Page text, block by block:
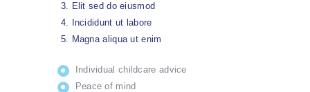
Elit sed do eiusmod
Incididunt ut labore
Magna aliqua ut enim
Individual childcare advice
Peace of mind